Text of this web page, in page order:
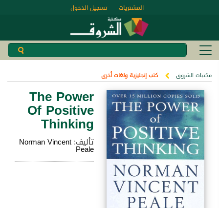
تسجيل الدخول المشتريات
مكتبات الشروق كتب إنجليزية ولغات أخرى
The Power
Of Positive
Thinking
تأليف:Norman Vincent
Peale